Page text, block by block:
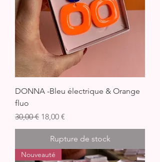
DONNA -Bleu électrique & Orange
fluo
Prix original
30,00 € Prix promotionnel
18,00 €
Rupture de stock
Nouveauté